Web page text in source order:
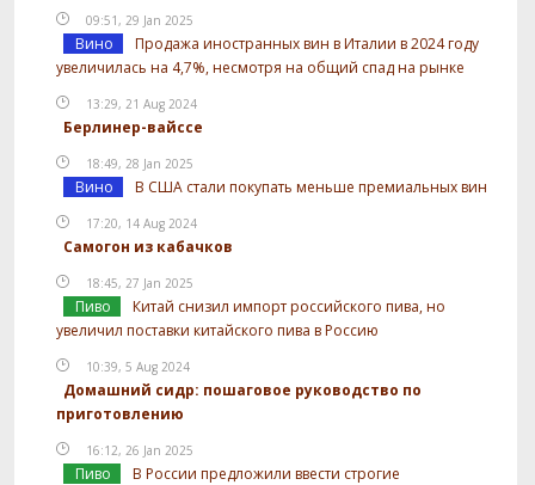
09:51, 29 Jan 2025
Вино
Продажа иностранных вин в Италии в 2024 году
увеличилась на 4,7%, несмотря на общий спад на рынке
13:29, 21 Aug 2024
Берлинер-вайссе
18:49, 28 Jan 2025
Вино В США стали покупать меньше премиальных вин
17:20, 14 Aug 2024
Самогон из кабачков
18:45, 27 Jan 2025
Пиво
Китай снизил импорт российского пива, но
увеличил поставки китайского пива в Россию
10:39, 5 Aug 2024
Домашний сидр: пошаговое руководство по
приготовлению
16:12, 26 Jan 2025
Пиво
В России предложили ввести строгие